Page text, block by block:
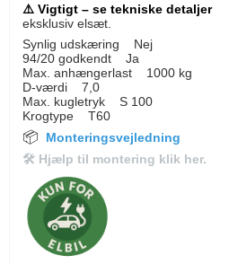
⚠️ Vigtigt – se tekniske detaljer
eksklusiv elsæt.
Synlig udskæring Nej
94/20 godkendt Ja
Max. anhængerlast 1000 kg
D-værdi 7,0
Max. kugletryk S 100
Krogtype T60
📦
Monteringsvejledning
🛠 Hjælp til montering klik her.